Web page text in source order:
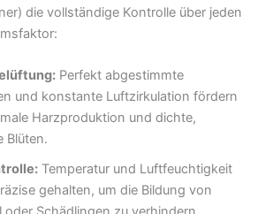
die vollständige Kontrolle über jeden
Perfekt abgestimmte
und konstante Luftzirkulation fördern
Harzproduktion und dichte,
Blüten.
Temperatur und Luftfeuchtigkeit
gehalten, um die Bildung von